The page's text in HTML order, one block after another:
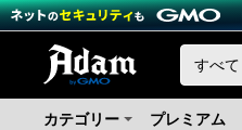
カテゴリー プレミアム